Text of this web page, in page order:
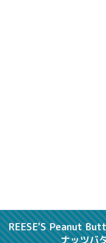
REESE'S Peanut
ナッツバ